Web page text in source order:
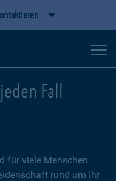
Fall
für viele Menschen
rund um Ihr